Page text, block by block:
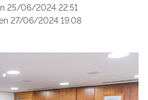
25/06/2024 22:51
27/06/2024 19:08